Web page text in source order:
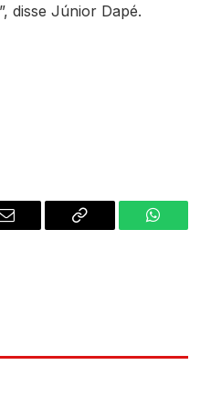
disse Júnior Dapé.
Email
Copy